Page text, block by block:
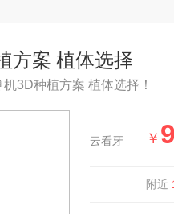
方案 植体选择
3D种植方案 植体选择！
云看牙 ￥
附近